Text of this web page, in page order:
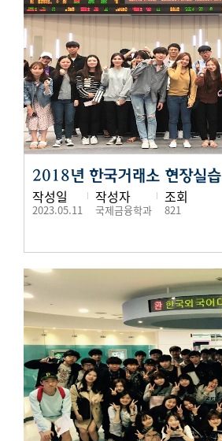
2018년 한국거래소 현장실습
작성일
2023.05.11
작성자
국제금융학과
조회
821